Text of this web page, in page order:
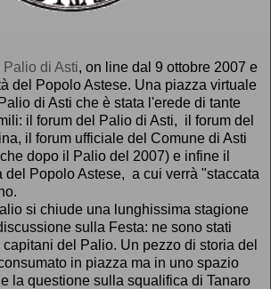
Palio di Asti, on line dal 9 ottobre 2007 e
del Popolo Astese. Una piazza virtuale
di Asti che è stata l'erede di tante
il forum del Palio di Asti, il forum del
il forum ufficiale del Comune di Asti
dopo il Palio del 2007) e infine il
del Popolo Astese, a cui verrà "staccata
si chiude una lunghissima stagione
sulla Festa: ne sono stati
del Palio. Un pezzo di storia del
in piazza ma in uno spazio
la questione sulla squalifica di Tanaro